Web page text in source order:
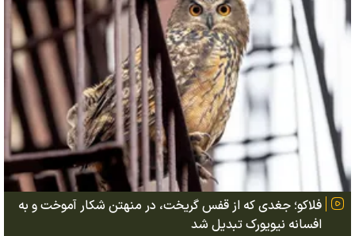
فلاکو؛ جغدی که از قفس گریخت، در منهتن شکار آموخت و به
افسانه نیویورک تبدیل شد